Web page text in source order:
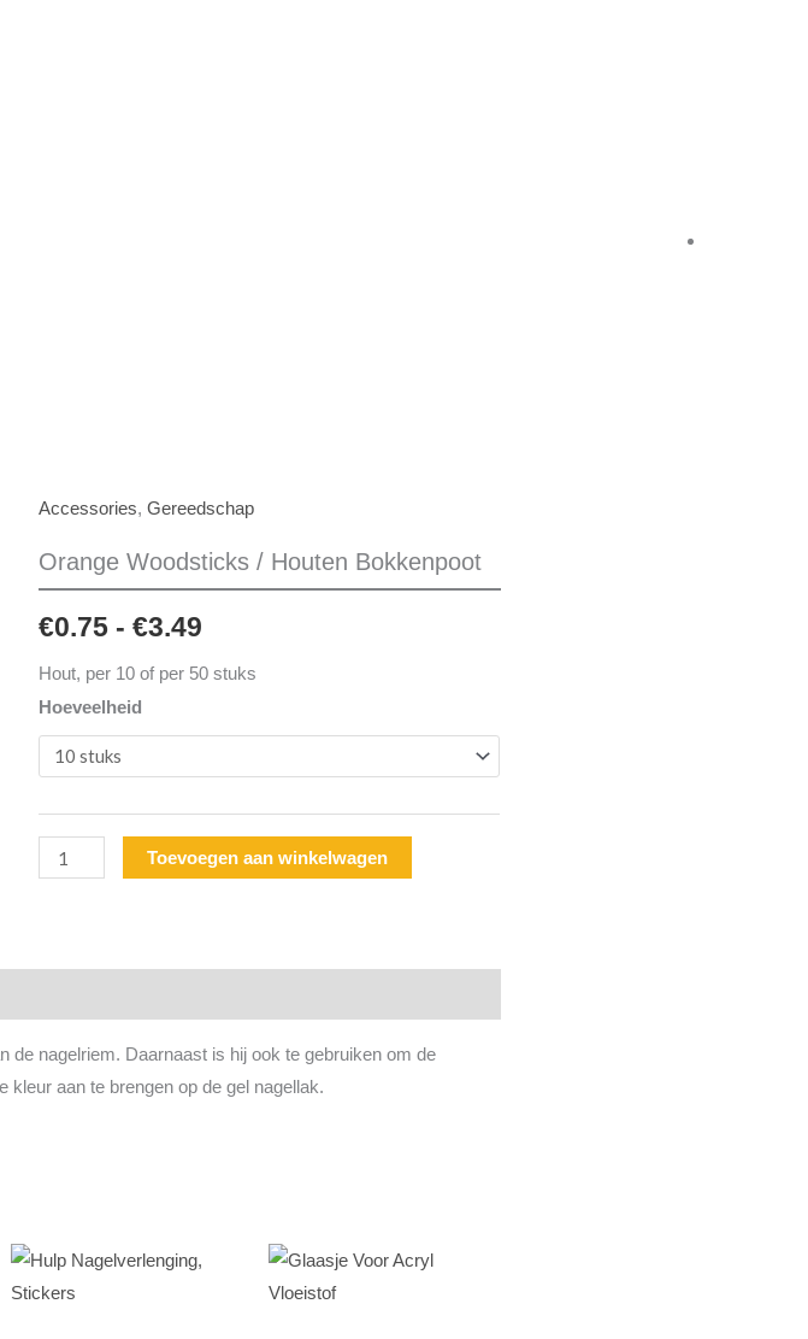
Accessories,Gereedschap
Orange Woodsticks / Houten Bokkenpoot
€0.75 - €3.49
Prijsklasse:
€0.75
€3.49
Hout, per 10 of per 50 stuks
Hoeveelheid
Orange
aantal
Toevoegen aan winkelwagen
de nagelriem. Daarnaast is hij ook te gebruiken om de
kleur aan te brengen op de gel nagellak.